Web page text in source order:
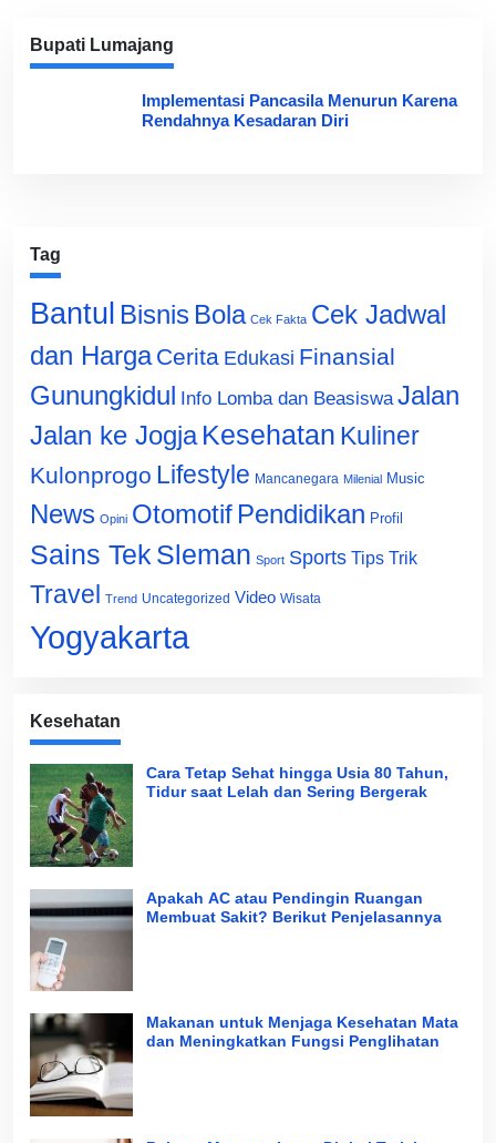
Bupati Lumajang
Implementasi Pancasila Menurun Karena
Rendahnya Kesadaran Diri
Tag
Bantul Bisnis Bola Cek Fakta Cek Jadwal
dan Harga Cerita Edukasi Finansial
Gunungkidul Info Lomba dan Beasiswa Jalan
Jalan ke Jogja Kesehatan Kuliner
Kulonprogo Lifestyle Mancanegara Milenial Music
News Opini Otomotif Pendidikan Profil
Sains Tek Sleman Sport Sports Tips Trik
Travel Trend Uncategorized Video Wisata
Yogyakarta
Kesehatan
Cara Tetap Sehat hingga Usia 80 Tahun,
Tidur saat Lelah dan Sering Bergerak
Apakah AC atau Pendingin Ruangan
Membuat Sakit? Berikut Penjelasannya
Makanan untuk Menjaga Kesehatan Mata
dan Meningkatkan Fungsi Penglihatan